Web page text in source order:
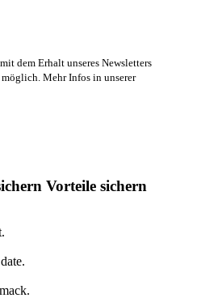
dem Erhalt unseres Newsletters
Mehr Infos in unserer
Vorteile sichern